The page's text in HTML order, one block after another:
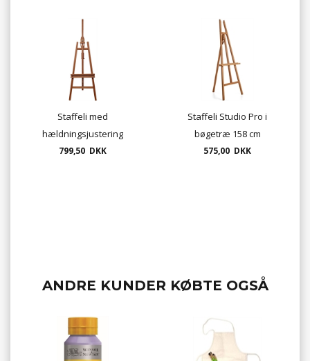
Staffeli med
hældningsjustering
67x104x178 (231)cm
799,50 DKK
Staffeli Studio Pro i
bøgetræ 158 cm
575,00 DKK
ANDRE KUNDER KØBTE OGSÅ